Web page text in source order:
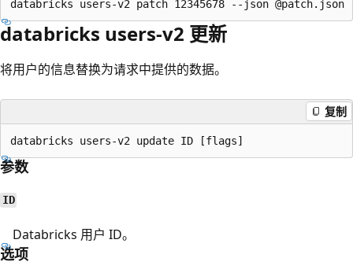
databricks users-v2 更新
将用户的信息替换为请求中提供的数据。
复制
参数
ID
Databricks 用户 ID。
选项